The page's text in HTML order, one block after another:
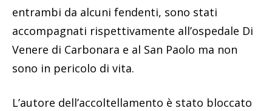
entrambi da alcuni fendenti, sono stati
accompagnati rispettivamente all’ospedale Di
Venere di Carbonara e al San Paolo ma non
sono in pericolo di vita.
L’autore dell’accoltellamento è stato bloccato